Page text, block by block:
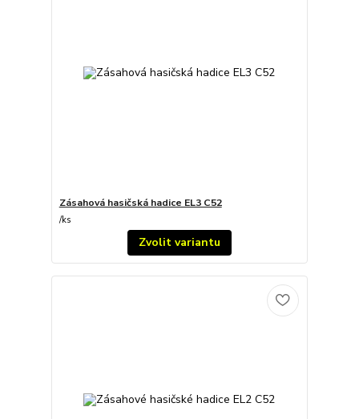
Zásahová hasičská hadice EL3 C52
/ks
Zvolit variantu